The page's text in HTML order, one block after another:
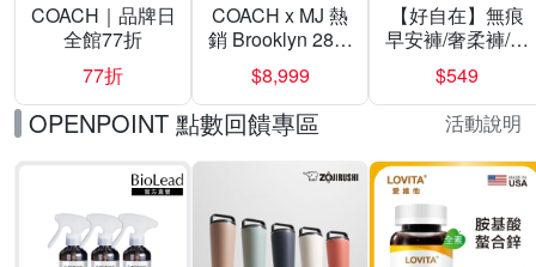
COACH｜品牌日
全館77折
77折
COACH x MJ 熱
銷 Brooklyn 28／
兩用／斜背包均
一價-多款可選
$8,999
【好自在】無痕
早安褲/奢柔褲/熊
抱安睡褲 超值組
任選一組 -生理
褲/衛生棉褲(無痕
褲18片、安睡褲
24片)
$549
OPENPOINT 點數回饋專區 活動說明